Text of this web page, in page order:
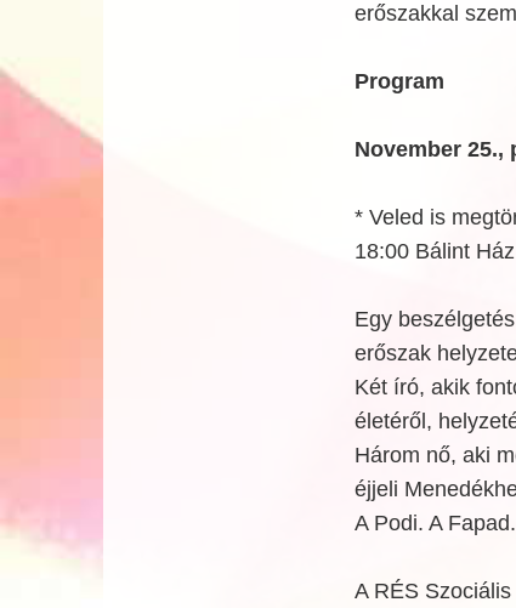
erőszakkal
Program
November 25.,
* Veled is
18:00 Bálint
Egy
erőszak
Két író, akik
életéről,
Három nő, aki
éjjeli
A Podi. A
A RÉS